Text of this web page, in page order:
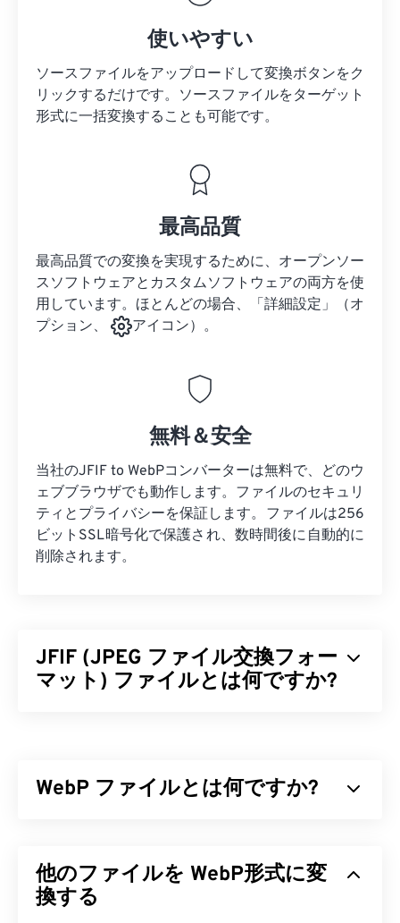
使いやすい
ソースファイルをアップロードして変換ボタンをク
リックするだけです。 ソースファイルをターゲット
形式に一括変換することも可能です。
最高品質
最高品質での変換を実現するために、オープンソー
スソフトウェアとカスタムソフトウェアの両方を使
用しています。ほとんどの場合、「詳細設定」（オ
プション、
アイコン）。
無料＆安全
当社のJFIF to WebPコンバーターは無料で、どのウ
ェブブラウザでも動作します。ファイルのセキュリ
ティとプライバシーを保証します。ファイルは256
ビットSSL暗号化で保護され、数時間後に自動的に
削除されます。
JFIF (JPEG ファイル交換フォー
マット) ファイルとは何ですか?
が含まれます。つまり、JFIFをこれらのファイル形
JFIF ファイルを開くにはどうすれ
ばいいですか?
WebP ファイルとは何ですか?
ンソースのファイル形式です。WebP画像は、
JPEG（JPG）
他のファイルを WebP形式に変
換する